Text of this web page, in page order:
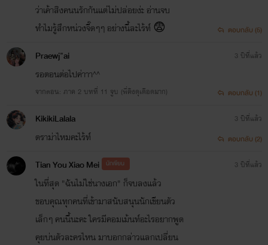
ว่าเค้าสิงคนนรักกันแต่ไม่ปล่อยง่ะ อ่านจบ
ทำไมรู้สึกหน่วงจี๊ดๆๆ อย่างนี้ละไร้ท์ 😨
ตอบกลับ (5)
Praewj"ai
รอตอนต่อไปค่าาา^^
จากตอน: ภาค 2 บทที่ 11 จูบ (พี่คิงดุเดือดมาก)
3 ปีที่แล้ว
ตอบกลับ (1)
KikikiLalala
ดราม่าไหมคะไร้ท์
3 ปีที่แล้ว
ตอบกลับ (2)
Tian You Xiao Mei นักเขียน
ในที่สุด "ฉันไม่ใช่นางเอก" ก็จบลงแล้ว
ขอบคุณทุกคนที่เข้ามาสนับสนุนนักเขียนตัว
เล็กๆ คนนี้นะคะ ใครมีคอมเม้นท์อะไรอยากพูด
คุยบ่นตัวละครไหน มาบอกกล่าวแลกเปลี่ยน
3 ปีที่แล้ว